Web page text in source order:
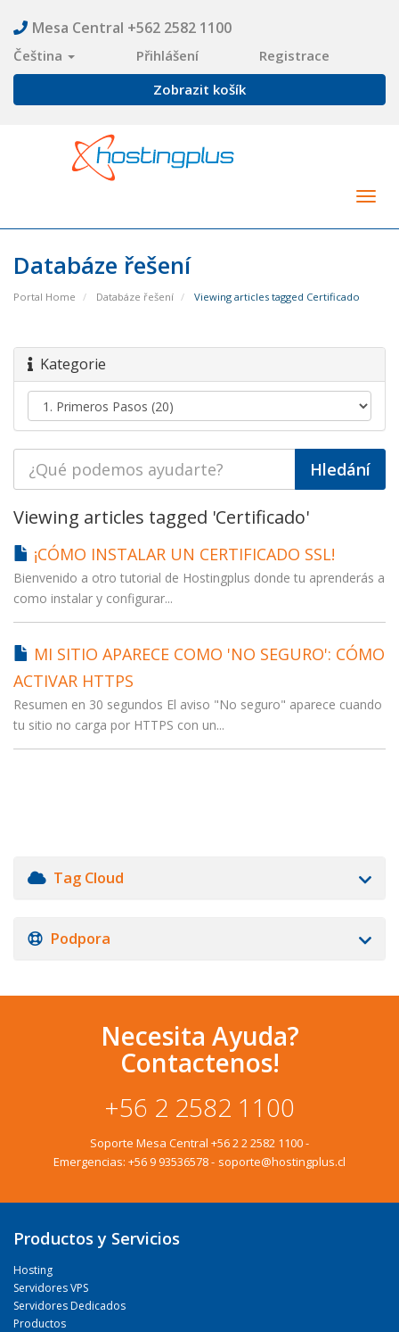
Mesa Central +562 2582 1100
Čeština Přihlášení
Registrace
Zobrazit košík
Databáze řešení
Portal Home Databáze řešení Viewing articles tagged Certificado
Kategorie
Viewing articles tagged 'Certificado'
¡CÓMO INSTALAR UN CERTIFICADO SSL!
Bienvenido a otro tutorial de Hostingplus donde tu aprenderás a
como instalar y configurar...
MI SITIO APARECE COMO 'NO SEGURO': CÓMO
ACTIVAR HTTPS
Resumen en 30 segundos El aviso "No seguro" aparece cuando
tu sitio no carga por HTTPS con un...
Tag Cloud
Podpora
Necesita Ayuda?
Contactenos!
+56 2 2582 1100
Soporte Mesa Central +56 2 2 2582 1100-
Emergencias: +56 9 93536578- soporte@hostingplus.cl
Productos y Servicios
Hosting
Servidores VPS
Servidores Dedicados
Productos